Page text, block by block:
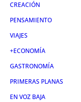
CREACIÓN
PENSAMIENTO
VIAJES
+ECONOMÍA
GASTRONOMÍA
PRIMERAS PLANAS
EN VOZ BAJA